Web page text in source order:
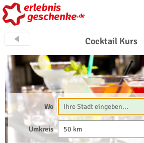
Cocktail Kurs
Wo
Umkreis 50 km